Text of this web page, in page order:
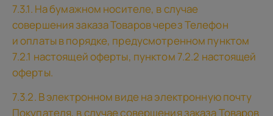
7.3.1. На бумажном носителе, в случае
совершения заказа Товаров через Телефон
и оплаты в порядке, предусмотренном пунктом
7.2.1 настоящей оферты, пунктом 7.2.2 настоящей
оферты.
7.3.2. В электронном виде на электронную почту
Покупателя, в случае совершения заказа Товаров